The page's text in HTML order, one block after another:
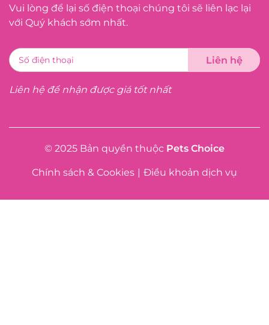
Vui lòng để lại số điện thoại chúng tôi sẽ liên lạc lại
với Quý khách sớm nhất.
Liên hệ để nhận được giá tốt nhất
© 2025 Bản quyền thuộc Pets Choice
Chính sách & Cookies | Điều khoản dịch vụ